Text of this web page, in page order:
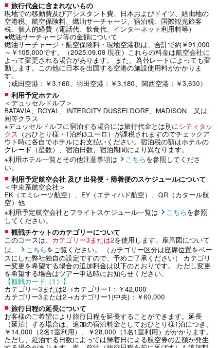
旅行代金に含まれないもの
現地での移動費及びアシスタント費、日本およびドイツ、経由地の
空港税、航空保険料、燃油サーチャージ、宿泊税、国際観光旅客
税、個人的経費（電話代、飲食代、インターネット利用料等）
●燃油サーチャージ等の金額について
燃油サーチャージ・航空保険料・現地空港税は、合計で約￥91,000
～￥105,000です。（2025.09.09 現在）これらの料金は航空会社に
よって変更される場合があります。 また、為替レートによっても変
動します。この他に日本を出国する空港の施設使用料がかかりま
す。
（成田空港：￥3,160、羽田空港：￥3,180、関西空港：￥3,630）
利用予定ホテル
＜デュッセルドルフ＞
BATAVIA、ROYAL、INTERCITY DUSSELDORF、MADISON 又は
同等クラス
※デュッセルドルフに宿泊する場合には旅行代金とは別にシティタッ
クス （おひとり様・1泊約3ユーロ）が課税されますのでチェックア
ウト時に各自でホテルにお支払いください。宿泊税の額はホテルの
グレード（星数）、宿泊日数、宿泊期間により異なります。
※利用ホテル一覧とその他注意事項は
こちらを参照してくださ
い。
利用予定航空会社 及び 出発便・帰着便のスケジュールについて
＜中東系航空会社＞
EK（エミレーツ航空）、EY（エティハド航空）、QR（カタール航
空）他
※利用予定航空会社とフライトスケジュール一覧は
こちらを参照
してください。
観戦チケットのカテゴリーについて
このコースは、 カテゴリー3または2を使用します。座席図について
は、
こちらをご覧ください。 （カテゴリー区分は座席位置をベー
スにした弊社独自の設定ですので、予めご了承ください） カテゴリ
ー変更を希望する場合の追加料金は以下のとおりです。 ただし変更
を希望する場合はツアー申込時にお知らせください。
【観戦カード（1）】
カテゴリー3または2→カテゴリー1：￥42,000
カテゴリー3または2→カテゴリー1(中央)：￥60,000
旅行日程の延長について
お客様のご希望により旅行日程を延長することができます。延長
（延泊）する場合は、追加の宿泊料金としておひとり様1泊につき、
￥14,000（2名1室利用）、￥28,000（1名1室利用）がかかります。
ただし、延泊する日数によっては帰着日による航空券の差額が発生